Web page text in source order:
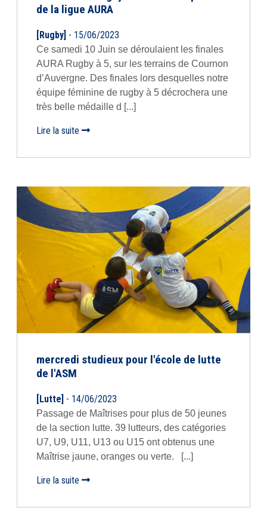
de la ligue AURA
[Rugby] - 15/06/2023
Ce samedi 10 Juin se déroulaient les finales
AURA Rugby à 5, sur les terrains de Cournon
d’Auvergne. Des finales lors desquelles notre
équipe féminine de rugby à 5 décrochera une
très belle médaille d [...]
Lire la suite
mercredi studieux pour l'école de lutte
de l'ASM
[Lutte] - 14/06/2023
Passage de Maîtrises pour plus de 50 jeunes
de la section lutte. 39 lutteurs, des catégories
U7, U9, U11, U13 ou U15 ont obtenus une
Maîtrise jaune, oranges ou verte. [...]
Lire la suite